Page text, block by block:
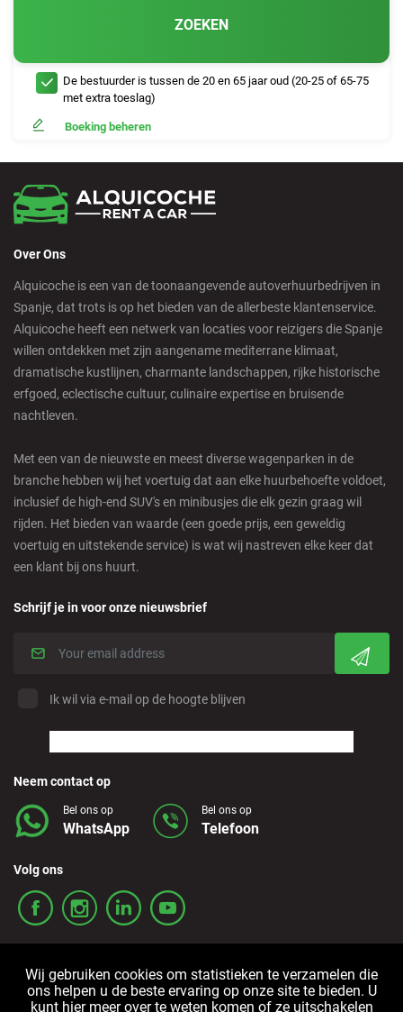
ZOEKEN
De bestuurder is tussen de 20 en 65 jaar oud (20-25 of 65-75
met extra toeslag)
Boeking beheren
Over Ons
Alquicoche is een van de toonaangevende autoverhuurbedrijven in
Spanje, dat trots is op het bieden van de allerbeste klantenservice.
Alquicoche heeft een netwerk van locaties voor reizigers die Spanje
willen ontdekken met zijn aangename mediterrane klimaat,
dramatische kustlijnen, charmante landschappen, rijke historische
erfgoed, eclectische cultuur, culinaire expertise en bruisende
nachtleven.
Met een van de nieuwste en meest diverse wagenparken in de
branche hebben wij het voertuig dat aan elke huurbehoefte voldoet,
inclusief de high-end SUV's en minibusjes die elk gezin graag wil
rijden. Het bieden van waarde (een goede prijs, een geweldig
voertuig en uitstekende service) is wat wij nastreven elke keer dat
een klant bij ons huurt.
Schrijf je in voor onze nieuwsbrief
Ik wil via e-mail op de hoogte blijven
Neem contact op
Bel ons op
WhatsApp
Bel ons op
Telefoon
Volg ons
Wij gebruiken cookies om statistieken te verzamelen die
ons helpen u de beste ervaring op onze site te bieden. U
kunt hier meer over te weten komen of ze uitschakelen